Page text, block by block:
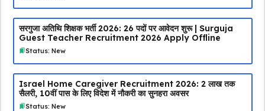
सरगुजा अतिथि शिक्षक भर्ती 2026: 26 पदों पर आवेदन शुरू | Surguja
Guest Teacher Recruitment 2026 Apply Offline
Status: New
Israel Home Caregiver Recruitment 2026: ₹2 लाख तक
सैलरी, 10वीं पास के लिए विदेश में नौकरी का सुनहरा अवसर
Status: New